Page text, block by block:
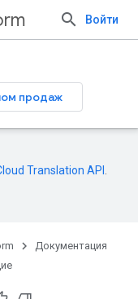
Войти
продаж
Translation API
Документация